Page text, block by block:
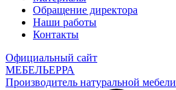
Обращение директора
Наши работы
Контакты
Официальный сайт
МЕБЕЛЬЕРРА
Производитель натуральной мебели